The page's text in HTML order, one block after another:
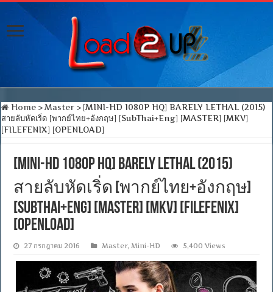
Home > Master > [MINI-HD 1080P HQ] BARELY LETHAL (2015)
สายลับหัดเริ่ด [พากย์ไทย+อังกฤษ] [SubThai+Eng] [MASTER] [MKV]
[FILEFENIX] [OPENLOAD]
[MINI-HD 1080P HQ] BARELY LETHAL (2015)
สายลับหัดเริ่ด [พากย์ไทย+อังกฤษ]
[SubThai+Eng] [MASTER] [MKV] [FILEFENIX]
[OPENLOAD]
27 กรกฎาคม 2016 Master,Mini-HD 5,400 Views